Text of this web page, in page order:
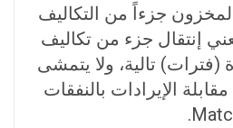
جزءاً من التكاليف
إنتقال جزء من تكاليف
(فترات) تالية، ولا يتمشى
الإيرادات بالنفقات